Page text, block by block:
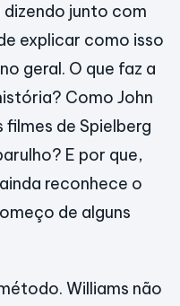
junto com
explicar como isso
geral. O que faz a
Como John
de Spielberg
E por que,
reconhece o
de alguns
Williams não